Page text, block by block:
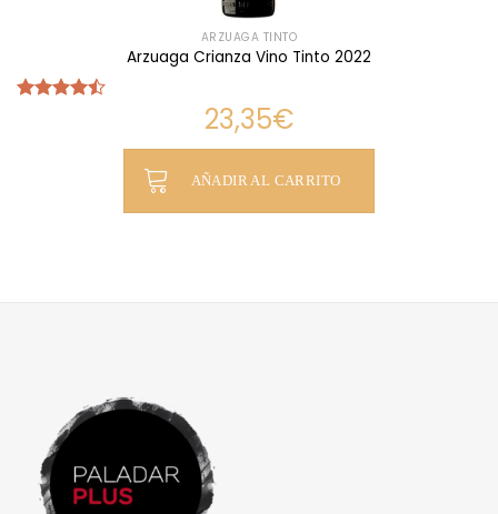
ARZUAGA TINTO
Arzuaga Crianza Vino Tinto 2022
23,35€
AÑADIR AL CARRITO